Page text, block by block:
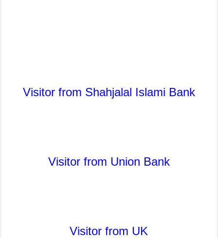
Visitor from Shahjalal Islami Bank
Visitor from Union Bank
Visitor from UK